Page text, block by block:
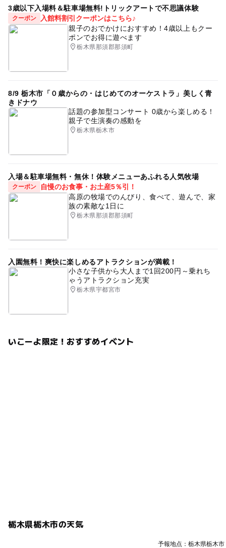
3歳以下入場料＆駐車場無料!トリックアートで不思議体験
クーポン
入館料割引クーポンはこちら♪
親子のおでかけにおすすめ！4歳以上もクー
ポンでお得に遊べます
栃木県那須郡那須町
8/9 栃木市「０歳からの・はじめてのオーケストラ」美しく青
きドナウ
話題の参加型コンサート 0歳から楽しめる！
親子で生演奏の感動を
栃木県栃木市
入場＆駐車場無料・無休！体験メニューあふれる人気牧場
クーポン
自慢のお食事・お土産5％引！
高原の牧場でのんびり、食べて、遊んで、家
族の素敵な1日に
栃木県那須郡那須町
入園無料！爽快に楽しめるアトラクションが満載！
小さな子供から大人まで1回200円～乗れち
ゃうアトラクション充実
栃木県宇都宮市
いこーよ限定！おすすめイベント
栃木県栃木市の天気
予報地点：栃木県栃木市